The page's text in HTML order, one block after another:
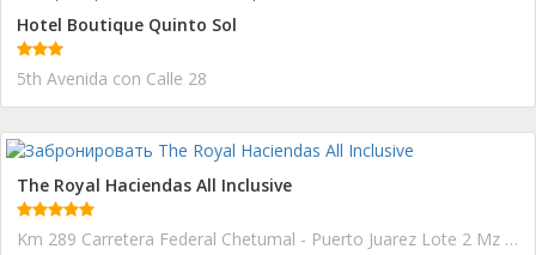
Hotel Boutique Quinto Sol
5th Avenida con Calle 28
The Royal Haciendas All Inclusive
Km 289 Carretera Federal Chetumal - Puerto Juarez Lote 2 Mz 70